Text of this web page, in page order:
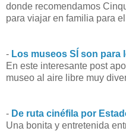
donde recomendamos
para viajar en familia para
- Los museos SÍ son para
En este interesante post
museo al aire libre muy
- De ruta cinéfila por
Una bonita y entretenida